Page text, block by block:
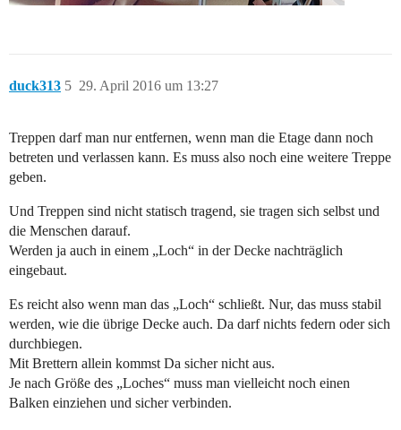
duck313 29. April 2016 um 13:27
5
Treppen darf man nur entfernen, wenn man die Etage dann noch
betreten und verlassen kann. Es muss also noch eine weitere Treppe
geben.
Und Treppen sind nicht statisch tragend, sie tragen sich selbst und
die Menschen darauf.
Werden ja auch in einem „Loch“ in der Decke nachträglich
eingebaut.
Es reicht also wenn man das „Loch“ schließt. Nur, das muss stabil
werden, wie die übrige Decke auch. Da darf nichts federn oder sich
durchbiegen.
Mit Brettern allein kommst Da sicher nicht aus.
Je nach Größe des „Loches“ muss man vielleicht noch einen
Balken einziehen und sicher verbinden.